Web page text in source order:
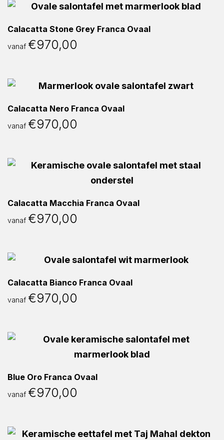
Calacatta Stone Grey Franca Ovaal
vanaf €970,00
Calacatta Nero Franca Ovaal
vanaf €970,00
Calacatta Macchia Franca Ovaal
vanaf €970,00
Calacatta Bianco Franca Ovaal
vanaf €970,00
Blue Oro Franca Ovaal
vanaf €970,00